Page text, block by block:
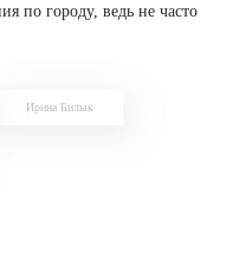
по городу, ведь не часто
Ирина Билык